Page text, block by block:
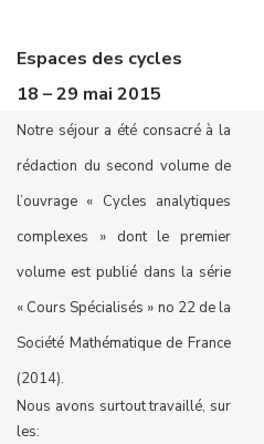
Espaces des cycles
18 – 29 mai 2015
Notre séjour a été consacré à la
rédaction du second volume de
l’ouvrage « Cycles analytiques
complexes » dont le premier
volume est publié dans la série
« Cours Spécialisés » no 22 de la
Société Mathématique de France
(2014).
Nous avons surtout travaillé, sur
les: